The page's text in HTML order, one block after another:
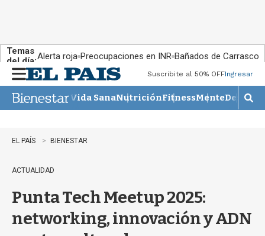
Temas
del día:Alerta roja Preocupaciones en INR Bañados de Carrasco
n
u
Suscribite al 50% OFFIngresar
Vida SanaNutriciónFitnessMente
M
o
q
EL PAÍS BIENESTAR
ACTUALIDAD
Punta Tech Meetup 2025:
networking, innovación y ADN